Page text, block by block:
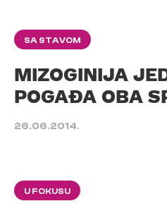
SA STAVOM
MIZOGINIJA
POGAĐA OBA
26.06.2014.
U FOKUSU